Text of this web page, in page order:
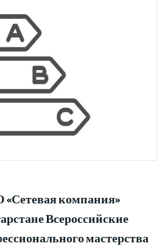
«Сетевая компания»
Всероссийские
мастерства